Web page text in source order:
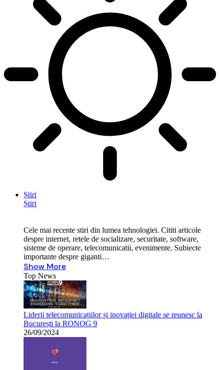
Știri
Știri
Cele mai recente stiri din lumea tehnologiei. Cititi articole
despre internet, retele de socializare, securitate, software,
sisteme de operare, telecomunicatii, evenimente. Subiecte
importante despre giganti…
Show More
Top News
Liderii telecomunicațiilor și inovației digitale se reunesc la
București la RONOG 9
26/09/2024